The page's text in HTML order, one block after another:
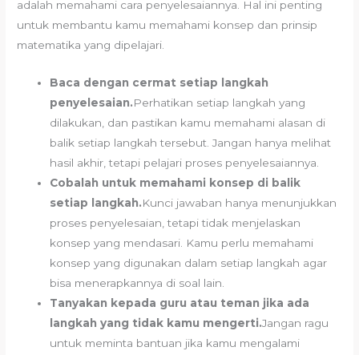
adalah memahami cara penyelesaiannya. Hal ini penting
untuk membantu kamu memahami konsep dan prinsip
matematika yang dipelajari.
Baca dengan cermat setiap langkah
penyelesaian.Perhatikan setiap langkah yang
dilakukan, dan pastikan kamu memahami alasan di
balik setiap langkah tersebut. Jangan hanya melihat
hasil akhir, tetapi pelajari proses penyelesaiannya.
Cobalah untuk memahami konsep di balik
setiap langkah.Kunci jawaban hanya menunjukkan
proses penyelesaian, tetapi tidak menjelaskan
konsep yang mendasari. Kamu perlu memahami
konsep yang digunakan dalam setiap langkah agar
bisa menerapkannya di soal lain.
Tanyakan kepada guru atau teman jika ada
langkah yang tidak kamu mengerti.Jangan ragu
untuk meminta bantuan jika kamu mengalami